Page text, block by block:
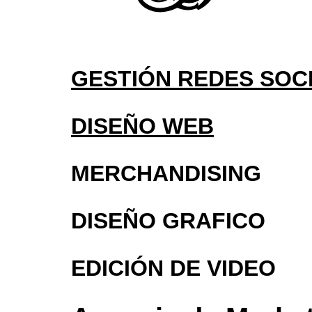
GESTIÓN REDES
DISEÑO WEB
MERCHANDISING
DISEÑO GRAFICO
EDICIÓN DE VIDEO